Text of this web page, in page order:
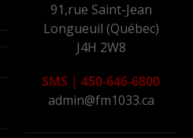
91,rue Saint-Jean
Longueuil (Québec)
J4H 2W8
SMS | 450-646-6800
admin@fm1033.ca